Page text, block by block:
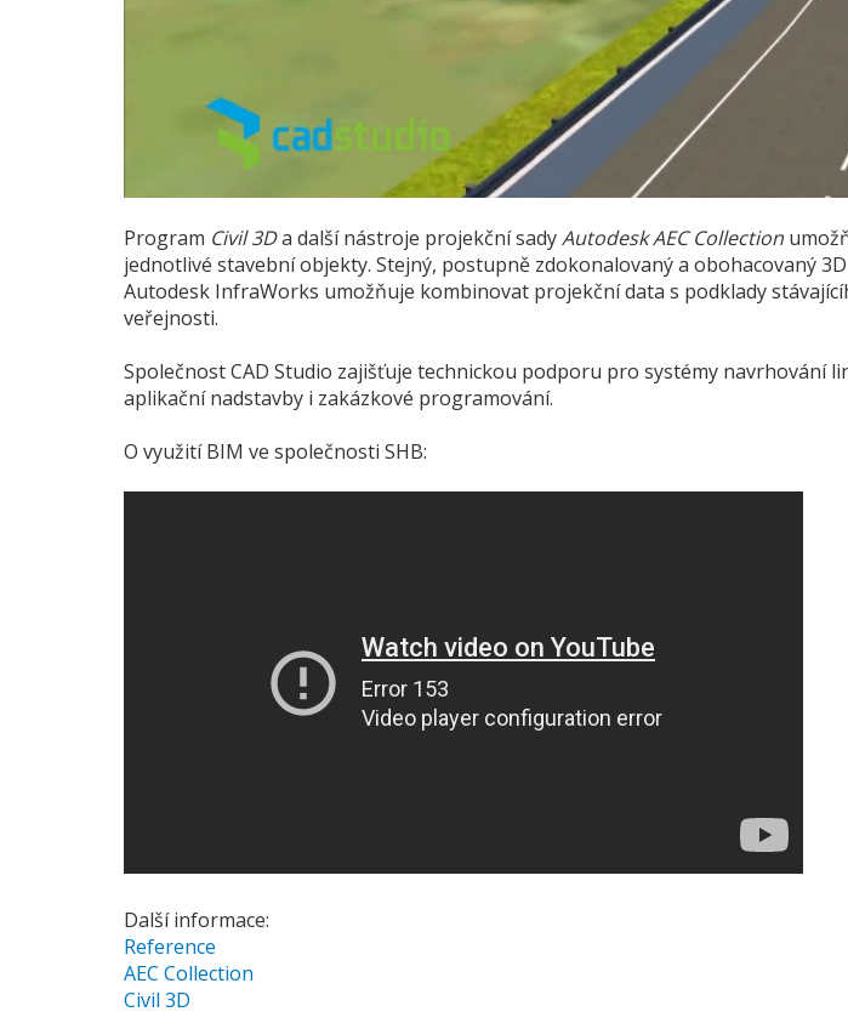
Program Civil 3Da další nástroje projekční sadyAutodesk AEC Collection
jednotlivé stavební objekty. Stejný, postupně zdokonalovaný a obohacovaný
Autodesk InfraWorks umožňuje kombinovat projekční data s podklady
veřejnosti.
Společnost CAD Studio zajišťuje technickou podporu pro systémy navrhování
aplikační nadstavby i zakázkové programování.
O využití BIM ve společnosti SHB:
Další informace:
Reference
AEC Collection
Civil 3D